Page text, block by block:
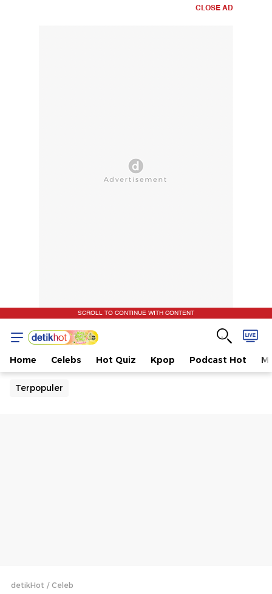
CLOSE AD
SCROLL TO CONTINUE WITH CONTENT
Home Celebs Hot Quiz Kpop Podcast Hot
Terpopuler
detikHot Celeb